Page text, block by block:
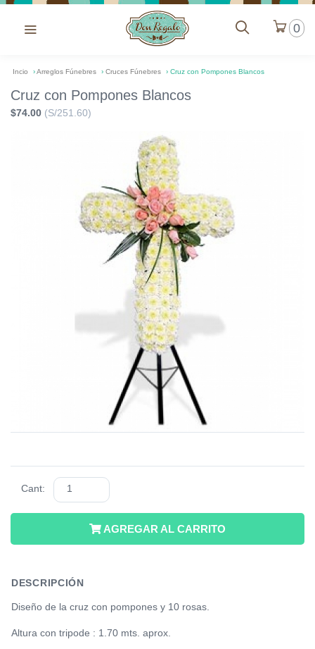
0
Incio ›Arreglos Fúnebres › Cruces Fúnebres › Cruz con Pompones Blancos
Cruz con Pompones Blancos
$74.00 (S/251.60)
Cant:
AGREGAR AL CARRITO
DESCRIPCIÓN
Diseño de la cruz con pompones y 10 rosas.
Altura con tripode : 1.70 mts. aprox.